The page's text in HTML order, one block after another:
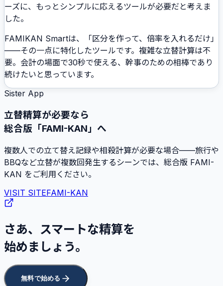
ーズに、もっとシンプルに応えるツールが必要だと考えま
した。
FAMIKAN Smartは、「区分を作って、倍率を入れるだけ」
——その一点に特化したツールです。複雑な立替計算は不
要。会計の場面で30秒で使える、幹事のための相棒であり
続けたいと思っています。
Sister App
立替精算が必要なら
総合版「FAMI-KAN」へ
複数人での立て替え記録や相殺計算が必要な場合——旅行や
BBQなど立替が複数回発生するシーンでは、総合版 FAMI-
KAN をご利用ください。
VISIT SITEFAMI-KAN
さあ、スマートな精算を
始めましょう。
無料で始める